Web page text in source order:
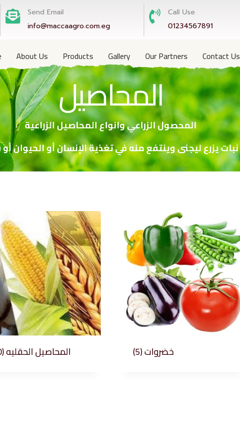
Send Email
info@maccaagro.com.eg
Call Use
01234567891
About Us Products Gallery Our Partners Contact Us
المحاصيل
المحصول الزراعي وانواع المحاصيل الزراعية
المحاصيل الحقليه(10) خضروات(5)